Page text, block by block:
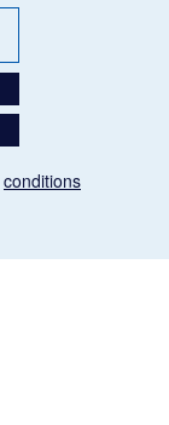
conditions